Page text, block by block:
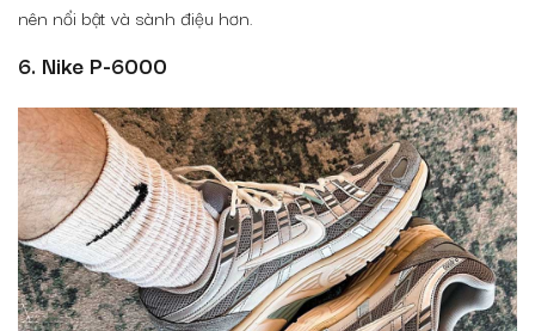
nên nổi bật và sành điệu hơn.
6. Nike P-6000